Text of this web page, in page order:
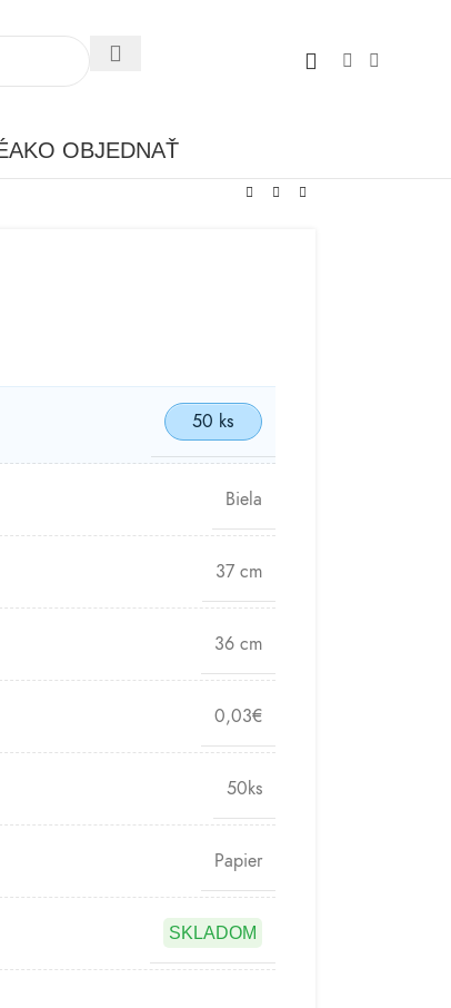
AKO OBJEDNAŤ
50 ks
Biela
37 cm
36 cm
0,03€
50ks
Papier
SKLADOM